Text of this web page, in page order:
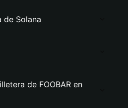
de Solana
de FOOBAR en